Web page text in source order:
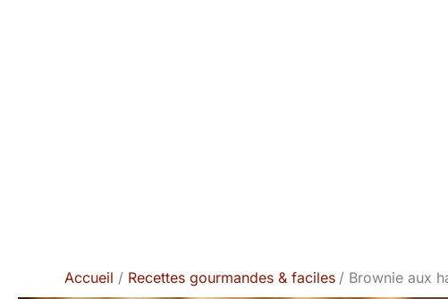
Accueil Recettes gourmandes & faciles Brownie aux